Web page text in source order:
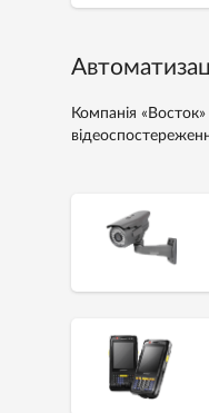
Компанія